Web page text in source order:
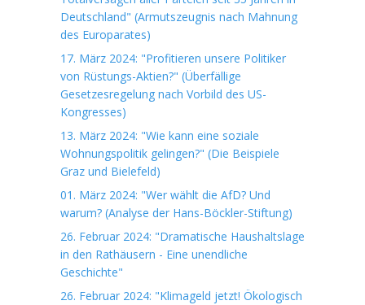
Deutschland" (Armutszeugnis nach Mahnung
des Europarates)
17. März 2024: "Profitieren unsere Politiker
von Rüstungs-Aktien?" (Überfällige
Gesetzesregelung nach Vorbild des US-
Kongresses)
13. März 2024: "Wie kann eine soziale
Wohnungspolitik gelingen?" (Die Beispiele
Graz und Bielefeld)
01. März 2024: "Wer wählt die AfD? Und
warum? (Analyse der Hans-Böckler-Stiftung)
26. Februar 2024: "Dramatische Haushaltslage
in den Rathäusern - Eine unendliche
Geschichte"
26. Februar 2024: "Klimageld jetzt! Ökologisch